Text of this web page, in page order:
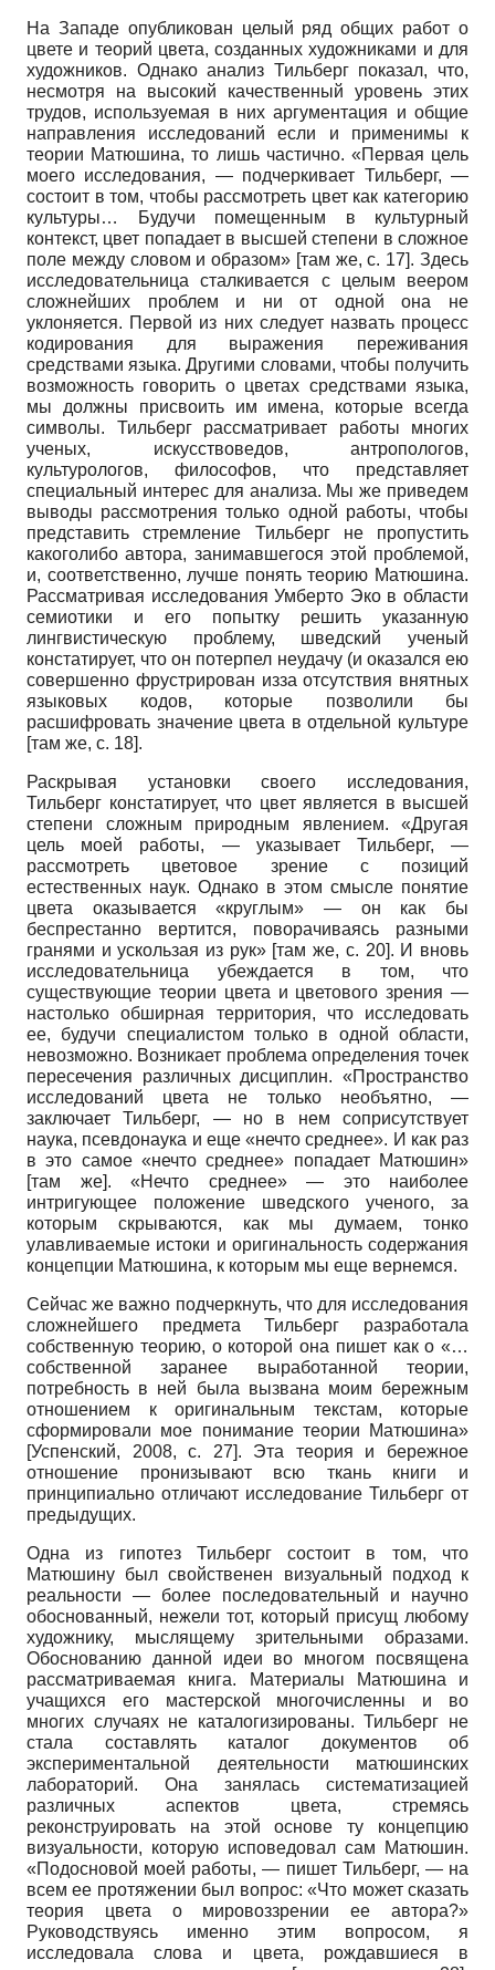
На Западе опубликован целый ряд общих работ о
цвете и теорий цвета, созданных художниками и для
художников. Однако анализ Тильберг показал, что,
несмотря на высокий качественный уровень этих
трудов, используемая в них аргументация и общие
направления исследований если и применимы к
теории Матюшина, то лишь частично. «Первая цель
моего исследования, — подчеркивает Тильберг, —
состоит в том, чтобы рассмотреть цвет как категорию
культуры… Будучи помещенным в культурный
контекст, цвет попадает в высшей степени в сложное
поле между словом и образом» [там же, с. 17]. Здесь
исследовательница сталкивается с целым веером
сложнейших проблем и ни от одной она не
уклоняется. Первой из них следует назвать процесс
кодирования для выражения переживания
средствами языка. Другими словами, чтобы получить
возможность говорить о цветах средствами языка,
мы должны присвоить им имена, которые всегда
символы. Тильберг рассматривает работы многих
ученых, искусствоведов, антропологов,
культурологов, философов, что представляет
специальный интерес для анализа. Мы же приведем
выводы рассмотрения только одной работы, чтобы
представить стремление Тильберг не пропустить
какоголибо автора, занимавшегося этой проблемой,
и, соответственно, лучше понять теорию Матюшина.
Рассматривая исследования Умберто Эко в области
семиотики и его попытку решить указанную
лингвистическую проблему, шведский ученый
констатирует, что он потерпел неудачу (и оказался ею
совершенно фрустрирован изза отсутствия внятных
языковых кодов, которые позволили бы
расшифровать значение цвета в отдельной культуре
[там же, с. 18].
Раскрывая установки своего исследования,
Тильберг констатирует, что цвет является в высшей
степени сложным природным явлением. «Другая
цель моей работы, — указывает Тильберг, —
рассмотреть цветовое зрение с позиций
естественных наук. Однако в этом смысле понятие
цвета оказывается «круглым» — он как бы
беспрестанно вертится, поворачиваясь разными
гранями и ускользая из рук» [там же, с. 20]. И вновь
исследовательница убеждается в том, что
существующие теории цвета и цветового зрения —
настолько обширная территория, что исследовать
ее, будучи специалистом только в одной области,
невозможно. Возникает проблема определения точек
пересечения различных дисциплин. «Пространство
исследований цвета не только необъятно, —
заключает Тильберг, — но в нем соприсутствует
наука, псевдонаука и еще «нечто среднее». И как раз
в это самое «нечто среднее» попадает Матюшин»
[там же]. «Нечто среднее» — это наиболее
интригующее положение шведского ученого, за
которым скрываются, как мы думаем, тонко
улавливаемые истоки и оригинальность содержания
концепции Матюшина, к которым мы еще вернемся.
Сейчас же важно подчеркнуть, что для исследования
сложнейшего предмета Тильберг разработала
собственную теорию, о которой она пишет как о «…
собственной заранее выработанной теории,
потребность в ней была вызвана моим бережным
отношением к оригинальным текстам, которые
сформировали мое понимание теории Матюшина»
[Успенский, 2008, с. 27]. Эта теория и бережное
отношение пронизывают всю ткань книги и
принципиально отличают исследование Тильберг от
предыдущих.
Одна из гипотез Тильберг состоит в том, что
Матюшину был свойственен визуальный подход к
реальности — более последовательный и научно
обоснованный, нежели тот, который присущ любому
художнику, мыслящему зрительными образами.
Обоснованию данной идеи во многом посвящена
рассматриваемая книга. Материалы Матюшина и
учащихся его мастерской многочисленны и во
многих случаях не каталогизированы. Тильберг не
стала составлять каталог документов об
экспериментальной деятельности матюшинских
лабораторий. Она занялась систематизацией
различных аспектов цвета, стремясь
реконструировать на этой основе ту концепцию
визуальности, которую исповедовал сам Матюшин.
«Подосновой моей работы, — пишет Тильберг, — на
всем ее протяжении был вопрос: «Что может сказать
теория цвета о мировоззрении ее автора?»
Руководствуясь именно этим вопросом, я
исследовала слова и цвета, рождавшиеся в